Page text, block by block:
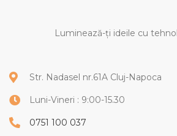
Luminează-ți ideile cu
Str. Nadasel nr.61A Cluj-Napoca
Luni-Vineri : 9:00-15.30
0751 100 037